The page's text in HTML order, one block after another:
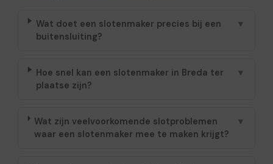
Wat doet een slotenmaker precies bij een
buitensluiting?
▼
Hoe snel kan een slotenmaker in Breda ter
plaatse zijn?
▼
Wat zijn veelvoorkomende slotproblemen
waar een slotenmaker mee te maken krijgt?
▼